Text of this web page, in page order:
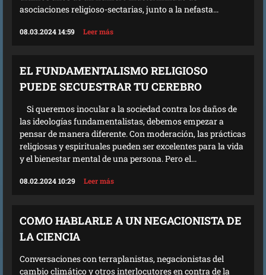
asociaciones religioso-sectarias, junto a la nefasta...
08.03.2024 14:59 Leer más
EL FUNDAMENTALISMO RELIGIOSO
PUEDE SECUESTRAR TU CEREBRO
Si queremos inocular a la sociedad contra los daños de
las ideologías fundamentalistas, debemos empezar a
pensar de manera diferente. Con moderación, las prácticas
religiosas y espirituales pueden ser excelentes para la vida
y el bienestar mental de una persona. Pero el...
08.02.2024 10:29 Leer más
COMO HABLARLE A UN NEGACIONISTA DE
LA CIENCIA
Conversaciones con terraplanistas, negacionistas del
cambio climático y otros interlocutores en contra de la